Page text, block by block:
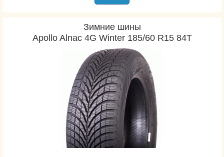
Зимние шины
Apollo Alnac 4G Winter 185/60 R15 84T